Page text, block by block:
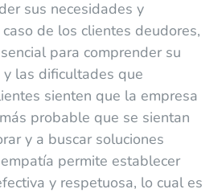
sus necesidades y
de los clientes deudores,
para comprender su
y las dificultades que
sienten que la empresa
probable que se sientan
y a buscar soluciones
permite establecer
y respetuosa, lo cual es